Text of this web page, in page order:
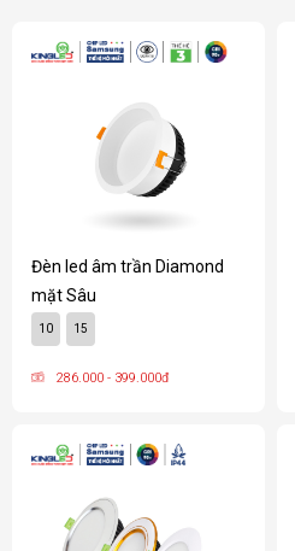
Đèn led âm trần Diamond
mặt Sâu
10 15
286.000 - 399.000đ